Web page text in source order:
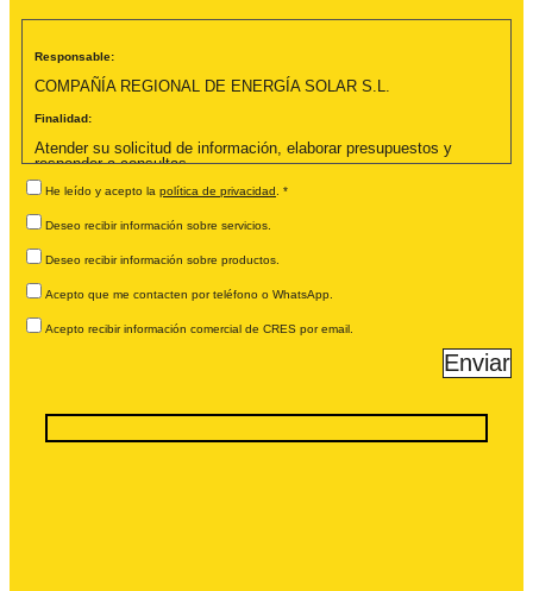
Responsable:
COMPAÑÍA REGIONAL DE ENERGÍA SOLAR S.L.
Finalidad:
Atender su solicitud de información, elaborar presupuestos y
responder a consultas
enviadas a través del formulario de contacto.
Legitimación:
interesado.
Destinatarios:
No se cederán datos a terceros, salvo obligación legal o
encargados de tratamiento que presten servicios a CRES.
limitación, oposición y portabilidad, así como retirar su
He leído y acepto la política de privacidad. *
Deseo recibir información sobre servicios.
Deseo recibir información sobre productos.
Acepto que me contacten por teléfono o WhatsApp.
Acepto recibir información comercial de CRES por email.